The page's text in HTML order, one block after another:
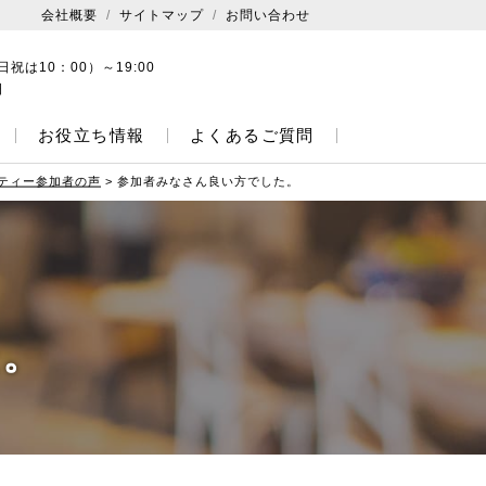
会社概要 サイトマップ お問い合わせ
祝は10：00）～19:00
お役立ち情報 よくあるご質問
ィー参加者の声 > 参加者みなさん良い方でした。